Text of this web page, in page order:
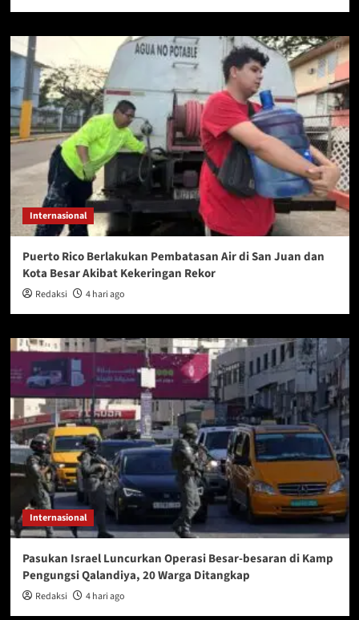
Internasional
Puerto Rico Berlakukan Pembatasan Air di San Juan dan
Kota Besar Akibat Kekeringan Rekor
Redaksi 4 hari ago
Internasional
Pasukan Israel Luncurkan Operasi Besar-besaran di Kamp
Pengungsi Qalandiya, 20 Warga Ditangkap
Redaksi 4 hari ago